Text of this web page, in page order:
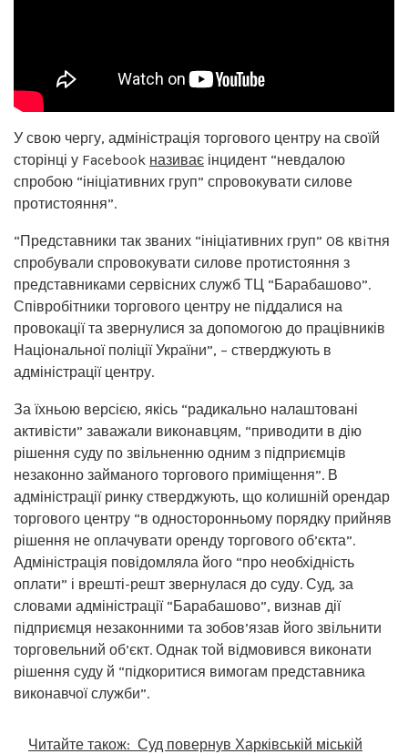
У свою чергу, адміністрація торгового центру на своїй
сторінці у Facebook називає інцидент “невдалою
спробою “ініціативних груп” спровокувати силове
протистояння”.
“Представники так званих “ініціативних груп” 08 квiтня
спробували спровокувати силове протистояння з
представниками сервісних служб ТЦ “Барабашово”.
Співробітники торгового центру не піддалися на
провокації та звернулися за допомогою до працівників
Національної поліції України”, – стверджують в
адміністрації центру.
За їхньою версією, якісь “радикально налаштовані
активісти” заважали виконавцям, “приводити в дію
рішення суду по звільненню одним з підприємців
незаконно займаного торгового приміщення”. В
адміністрації ринку стверджують, що колишній орендар
торгового центру “в односторонньому порядку прийняв
рішення не оплачувати оренду торгового об’єкта”.
Адміністрація повідомляла його “про необхідність
оплати” і врешті-решт звернулася до суду. Суд, за
словами адміністрації “Барабашово”, визнав дії
підприємця незаконними та зобов’язав його звільнити
торговельний об’єкт. Однак той відмовився виконати
рішення суду й “підкоритися вимогам представника
виконавчої служби”.
Читайте також: Суд повернув Харківській міській